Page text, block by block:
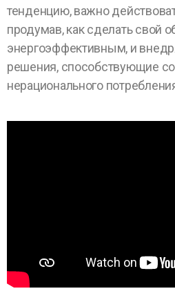
тенденцию, важно
продумав, как сделать свой
энергоэффективным, и
решения, способствующие
нерационального